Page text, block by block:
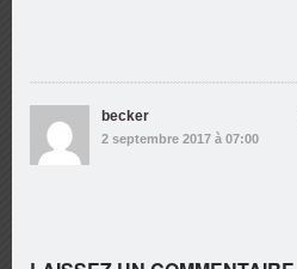
becker
2 septembre 2017 à 07:00